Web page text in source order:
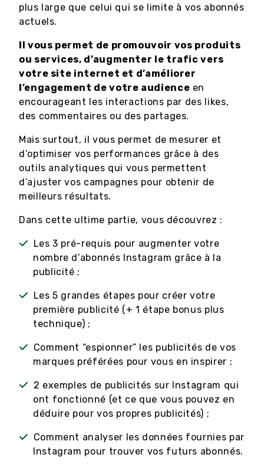
plus large que celui qui se limite à vos abonnés
actuels.
Il vous permet de promouvoir vos produits
ou services, d’augmenter le trafic vers
votre site internet et d’améliorer
l’engagement de votre audience en
encourageant les interactions par des likes,
des commentaires ou des partages.
Mais surtout, il vous permet de mesurer et
d’optimiser vos performances grâce à des
outils analytiques qui vous permettent
d’ajuster vos campagnes pour obtenir de
meilleurs résultats.
Dans cette ultime partie, vous découvrez :
Les 3 pré-requis pour augmenter votre
nombre d’abonnés Instagram grâce à la
publicité ;
Les 5 grandes étapes pour créer votre
première publicité (+ 1 étape bonus plus
technique) ;
Comment “espionner” les publicités de vos
marques préférées pour vous en inspirer ;
2 exemples de publicités sur Instagram qui
ont fonctionné (et ce que vous pouvez en
déduire pour vos propres publicités) ;
Comment analyser les données fournies par
Instagram pour trouver vos futurs abonnés.